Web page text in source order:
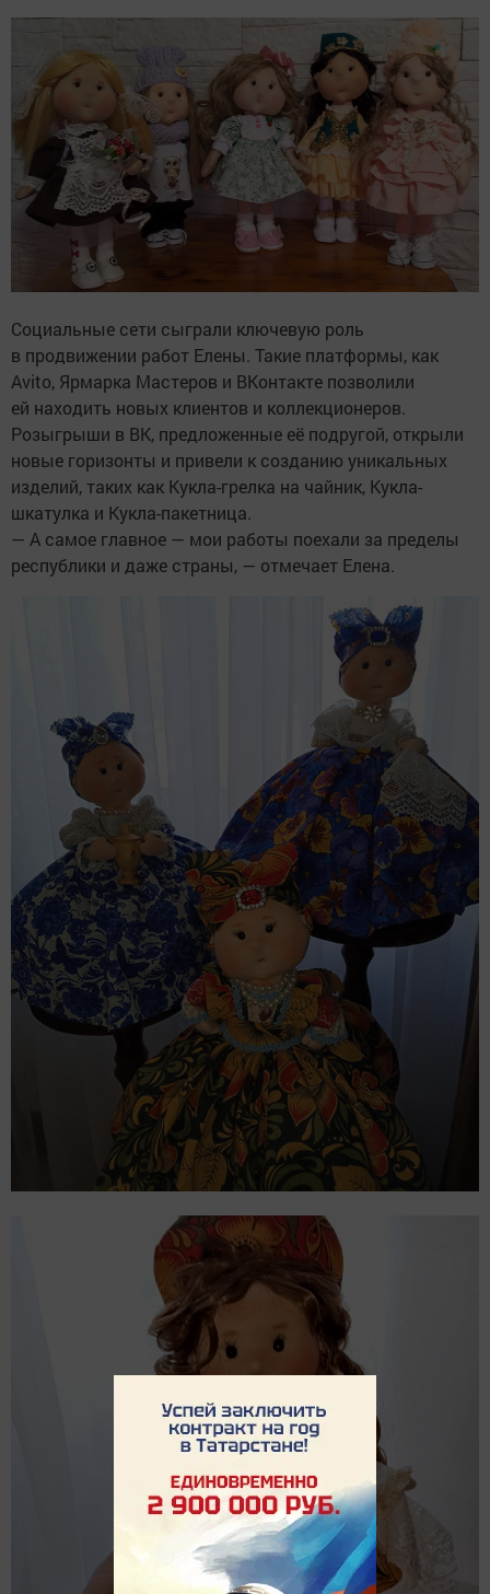
Социальные сети сыграли ключевую роль
в продвижении работ Елены. Такие платформы, как
Avito, Ярмарка Мастеров и ВКонтакте позволили
ей находить новых клиентов и коллекционеров.
Розыгрыши в ВК, предложенные её подругой, открыли
новые горизонты и привели к созданию уникальных
изделий, таких как Кукла-грелка на чайник, Кукла-
шкатулка и Кукла-пакетница.
— А самое главное — мои работы поехали за пределы
республики и даже страны, — отмечает Елена.